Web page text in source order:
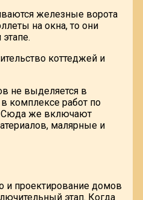
железные ворота
на окна, то они
не выделяется в
комплексе работ по
Сюда же включают
малярные и
и проектирование домов
этап. Когда